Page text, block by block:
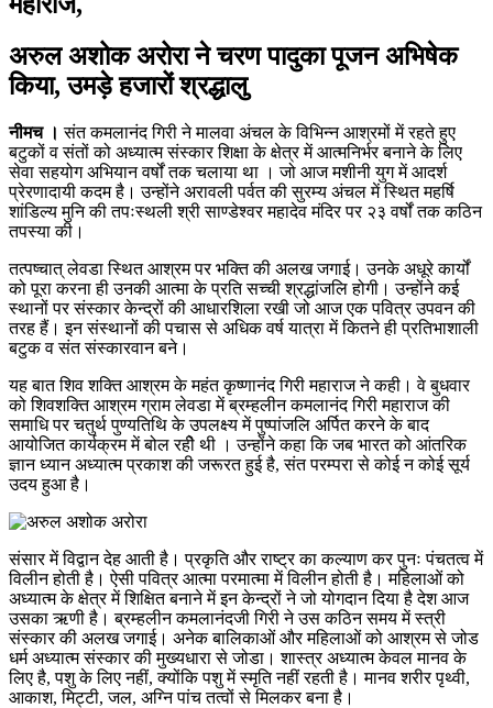
अरुल अशोक अरोरा ने चरण पादुका पूजन अभिषेक
किया, उमड़े हजारों श्रद्धालु
नीमच ।संत कमलानंद गिरी ने मालवा अंचल के विभिन्न आश्रमों में रहते हुए
बटुकों व संतों को अध्यात्म संस्कार शिक्षा के क्षेत्र में आत्मनिर्भर बनाने के लिए
सेवा सहयोग अभियान वर्षों तक चलाया था । जो आज मशीनी युग में आदर्श
प्रेरणादायी कदम है। उन्होंने अरावली पर्वत की सुरम्य अंचल में स्थित महर्षि
शांडिल्य मुनि की तपःस्थली श्री साण्डेश्वर महादेव मंदिर पर २३ वर्षों तक कठिन
तपस्या की।
तत्पष्चात् लेवडा स्थित आश्रम पर भक्ति की अलख जगाई। उनके अधूरे कार्यों
को पूरा करना ही उनकी आत्मा के प्रति सच्ची श्रद्धांजलि होगी। उन्होंने कई
स्थानों पर संस्कार केन्द्रों की आधारशिला रखी जो आज एक पवित्र उपवन की
तरह हैं। इन संस्थानों की पचास से अधिक वर्ष यात्रा में कितने ही प्रतिभाशाली
बटुक व संत संस्कारवान बने।
यह बात शिव शक्ति आश्रम के महंत कृष्णानंद गिरी महाराज ने कही। वे बुधवार
को शिवशक्ति आश्रम ग्राम लेवडा में ब्रम्हलीन कमलानंद गिरी महाराज की
समाधि पर चतुर्थ पुण्यतिथि के उपलक्ष्य में पुष्पांजलि अर्पित करने के बाद
आयोजित कार्यक्रम में बोल रहीे थी । उन्होंने कहा कि जब भारत को आंतरिक
ज्ञान ध्यान अध्यात्म प्रकाश की जरूरत हुई है, संत परम्परा से कोई न कोई सूर्य
उदय हुआ है।
संसार में विद्वान देह आती है। प्रकृति और राष्ट्र का कल्याण कर पुनः पंचतत्व में
विलीन होती है। ऐसी पवित्र आत्मा परमात्मा में विलीन होती है। महिलाओं को
अध्यात्म के क्षेत्र में शिक्षित बनाने में इन केन्द्रों ने जो योगदान दिया है देश आज
उसका ऋणी है। ब्रम्हलीन कमलानंदजी गिरी ने उस कठिन समय में स्त्री
संस्कार की अलख जगाई। अनेक बालिकाओं और महिलाओं को आश्रम से जोड
धर्म अध्यात्म संस्कार की मुख्यधारा से जोडा। शास्त्र अध्यात्म केवल मानव के
लिए है, पशु के लिए नहीं, क्योंकि पशु में स्मृति नहीं रहती है। मानव शरीर पृथ्वी,
आकाश, मिट्टी, जल, अग्नि पांच तत्वों से मिलकर बना है।